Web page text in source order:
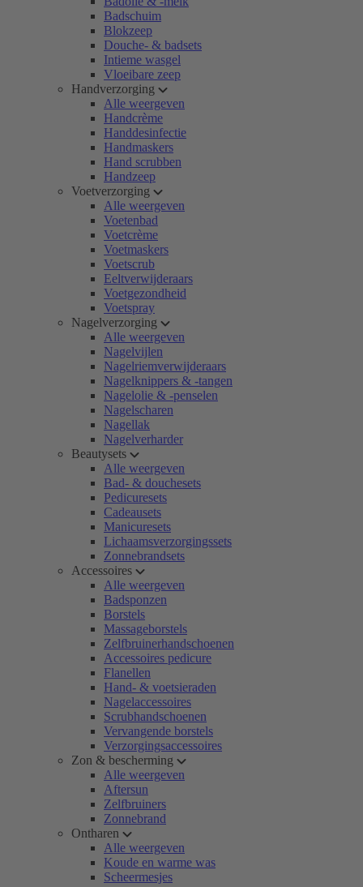
Badschuim
Blokzeep
Douche- & badsets
Intieme wasgel
Vloeibare zeep
Handverzorging
Alle weergeven
Handcrème
Handdesinfectie
Handmaskers
Hand scrubben
Handzeep
Voetverzorging
Alle weergeven
Voetenbad
Voetcrème
Voetmaskers
Voetscrub
Eeltverwijderaars
Voetgezondheid
Voetspray
Nagelverzorging
Alle weergeven
Nagelvijlen
Nagelriemverwijderaars
Nagelknippers & -tangen
Nagelolie & -penselen
Nagelscharen
Nagellak
Nagelverharder
Beautysets
Alle weergeven
Bad- & douchesets
Pedicuresets
Cadeausets
Manicuresets
Lichaamsverzorgingssets
Zonnebrandsets
Accessoires
Alle weergeven
Badsponzen
Borstels
Massageborstels
Zelfbruinerhandschoenen
Accessoires pedicure
Flanellen
Hand- & voetsieraden
Nagelaccessoires
Scrubhandschoenen
Vervangende borstels
Verzorgingsaccessoires
Zon & bescherming
Alle weergeven
Aftersun
Zelfbruiners
Zonnebrand
Ontharen
Alle weergeven
Koude en warme was
Scheermesjes